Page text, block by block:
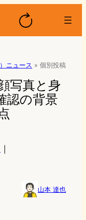
ニュース » 個別投稿
写真と身
認の背景
｜
山本 達也